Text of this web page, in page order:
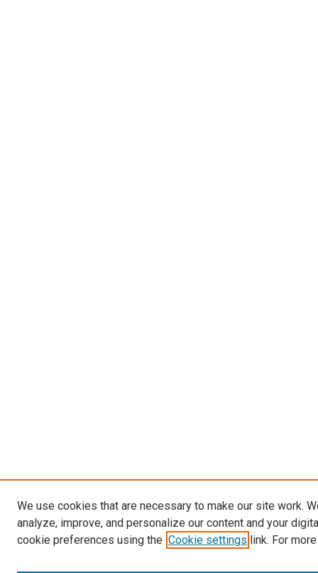
We use cookies that are necessary to make our site work.
analyze, improve, and personalize our content and your
cookie preferences using the Cookie settings link. For